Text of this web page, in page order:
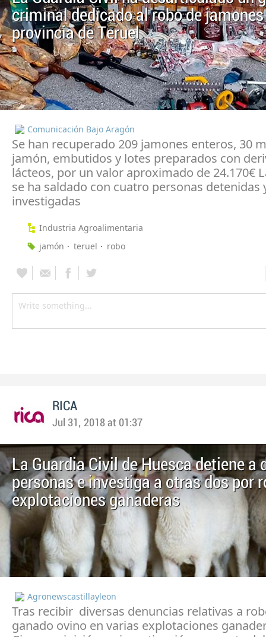
criminal dedicado al robo de
provincia de Teruel
Comunicación Bajo Aragón
Se han recuperado 209 jamones enteros, 30
jamón, embutidos y lotes preparados con
lácteos, por un valor aproximado de 24.170€
se ha saldado con cuatro personas detenidas
investigadas
Industria Agroalimentaria
jamón
teruel robo
RICA
Jul 31, 2018 at 01:37
La Guardia Civil de Huesca detiene a
personas e investiga a otras dos por
explotaciones ganaderas
Agronewscastillayleon
Tras recibir diversas denuncias relativas a
ganado ovino en varias explotaciones